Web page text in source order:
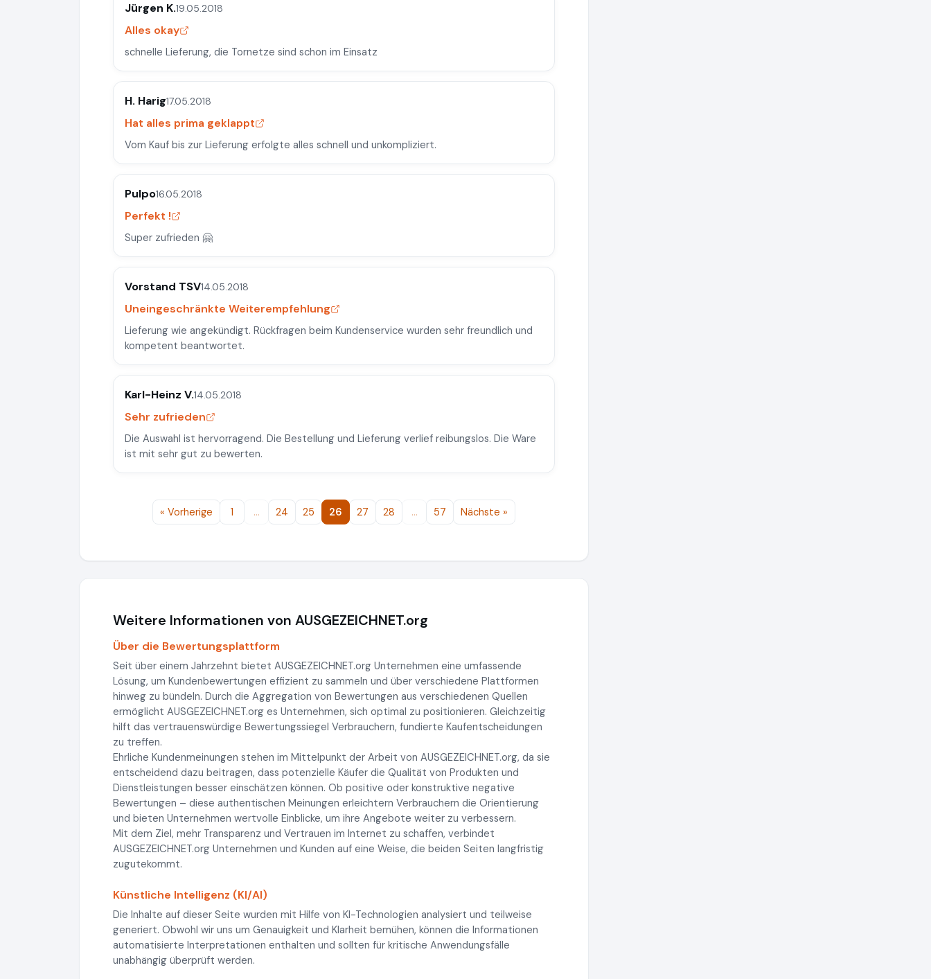
Jürgen K.19.05.2018
Alles okay
schnelle Lieferung, die Tornetze sind schon im Einsatz
H. Harig17.05.2018
Hat alles prima geklappt
Vom Kauf bis zur Lieferung erfolgte alles schnell und unkompliziert.
Pulpo16.05.2018
Perfekt !
Super zufrieden 🤗
Vorstand TSV14.05.2018
Uneingeschränkte Weiterempfehlung
Lieferung wie angekündigt. Rückfragen beim Kundenservice wurden sehr freundlich und
kompetent beantwortet.
Karl-Heinz V.14.05.2018
Sehr zufrieden
Die Auswahl ist hervorragend. Die Bestellung und Lieferung verlief reibungslos. Die Ware
ist mit sehr gut zu bewerten.
« Vorherige 1 … 24 25 26 27 28 … 57 Nächste »
Weitere Informationen von AUSGEZEICHNET.org
Über die Bewertungsplattform
Seit über einem Jahrzehnt bietet AUSGEZEICHNET.org Unternehmen eine umfassende
Lösung, um Kundenbewertungen effizient zu sammeln und über verschiedene Plattformen
hinweg zu bündeln. Durch die Aggregation von Bewertungen aus verschiedenen Quellen
ermöglicht AUSGEZEICHNET.org es Unternehmen, sich optimal zu positionieren. Gleichzeitig
hilft das vertrauenswürdige Bewertungssiegel Verbrauchern, fundierte Kaufentscheidungen
zu treffen.
Ehrliche Kundenmeinungen stehen im Mittelpunkt der Arbeit von AUSGEZEICHNET.org, da sie
entscheidend dazu beitragen, dass potenzielle Käufer die Qualität von Produkten und
Dienstleistungen besser einschätzen können. Ob positive oder konstruktive negative
Bewertungen – diese authentischen Meinungen erleichtern Verbrauchern die Orientierung
und bieten Unternehmen wertvolle Einblicke, um ihre Angebote weiter zu verbessern.
Mit dem Ziel, mehr Transparenz und Vertrauen im Internet zu schaffen, verbindet
AUSGEZEICHNET.org Unternehmen und Kunden auf eine Weise, die beiden Seiten langfristig
zugutekommt.
Künstliche Intelligenz (KI/AI)
Die Inhalte auf dieser Seite wurden mit Hilfe von KI-Technologien analysiert und teilweise
generiert. Obwohl wir uns um Genauigkeit und Klarheit bemühen, können die Informationen
automatisierte Interpretationen enthalten und sollten für kritische Anwendungsfälle
unabhängig überprüft werden.